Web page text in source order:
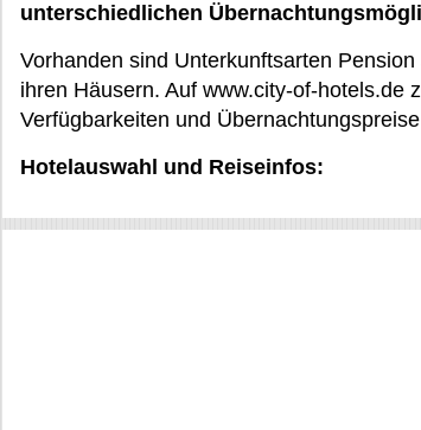
unterschiedlichen
Vorhanden sind Unterkunftsarten
ihren Häusern. Auf www.city-of-hotels.de
Verfügbarkeiten und
Hotelauswahl und Reiseinfos: